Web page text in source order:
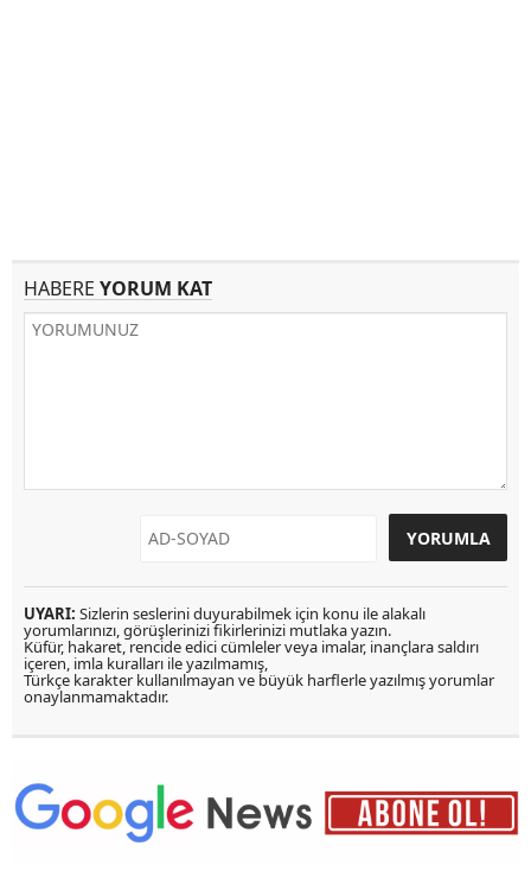
HABERE YORUM KAT
UYARI: Sizlerin seslerini duyurabilmek için konu ile alakalı
yorumlarınızı, görüşlerinizi fikirlerinizi mutlaka yazın.
Küfür, hakaret, rencide edici cümleler veya imalar, inançlara saldırı
içeren, imla kuralları ile yazılmamış,
Türkçe karakter kullanılmayan ve büyük harflerle yazılmış yorumlar
onaylanmamaktadır.